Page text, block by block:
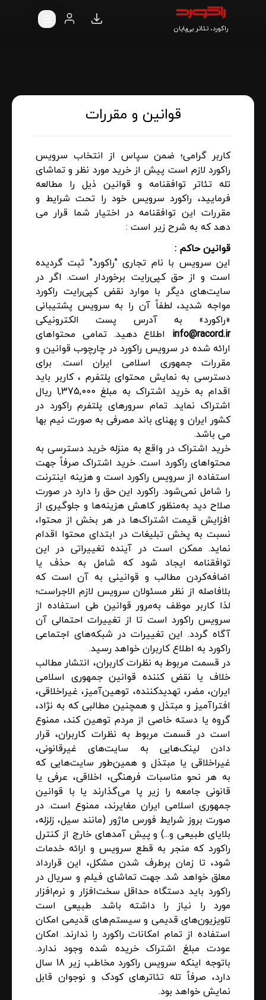
راکورد، تئاتر بی‌پایان
قوانین و مقررات
کاربر گرامی؛ ضمن سپاس از انتخاب سرویس
راکورد لازم است پیش از خرید مورد نظر و تماشای
تله تئاتر توافقنامه و قوانین ذیل را مطالعه
فرمایید، راکورد سرویس خود را تحت شرایط و
مقررات این توافقنامه در اختیار شما قرار می
دهد که به شرح زیر است :
قوانین حاکم :
این سرویس با نام تجاری "راکورد" ثبت گردیده
است و از حق کپی‌رایت برخوردار است. اگر در
سایت‌های دیگر با موارد نقض کپی‌رایت راکورد
مواجه شدید، لطفاً آن را به سرویس پشتیبانی
«راکورد» به آدرس پست الکترونیکی
info@racord.ir اطلاع دهید. تمامی محتواهای
ارائه شده در سرویس راکورد در چارچوب قوانین و
مقررات جمهوری اسلامی ایران است. برای
دسترسی به نمایش محتوای پلتفرم ، کاربر باید
اقدام به خرید اشتراک به مبلغ 1,375,000 ریال
اشتراک نماید. تمام سرورهای پلتفرم راکورد در
کشور ایران و پهنای باند مصرفی به صورت نیم بها
می باشد.
خرید اشتراک در واقع به منزله خرید دسترسی به
محتواهای راکورد است. خرید اشتراک صرفاً جهت
استفاده از سرویس راکورد است و هزینه اینترنت
را شامل نمی‌شود. راکورد این حق را دارد در صورت
صلاح دید به‌منظور کاهش هزینه‌ها و جلوگیری از
افزایش قیمت اشتراک‌ها در هر بخش از محتوا،
نسبت به پخش تبلیغات در ابتدای محتوا اقدام
نماید. ممکن است در آینده تغییراتی در این
توافقنامه ایجاد شود که شامل به حذف یا
اضافه‌کردن مطالب و قوانینی به آن است که
بلافاصله از نظر مسئولان سرویس لازم الاجراست؛
لذا کاربر موظف به‌مرور قوانین طی استفاده از
سرویس راکورد است تا از تغییرات احتمالی آن
آگاه گردد. این تغییرات در شبکه‌های اجتماعی
راکورد به اطلاع کاربران خواهد رسید.
در قسمت مربوط به نظرات کاربران، انتشار مطالب
خلاف یا نقض کننده قوانین جمهوری اسلامی
ایران، مضر، تهدیدکننده، توهین‌آمیز، غیراخلاقی،
افتراآمیز و مبتذل و همچنین مطالبی که به نژاد،
گروه یا دسته خاصی از مردم توهین کند، ممنوع
است در قسمت مربوط به نظرات کاربران، قرار
دادن لینک‌هایی به سایت‌های غیرقانونی،
غیراخلاقی یا مبتذل و همین‌طور سایت‌هایی که
به هر نحو مناسبات فرهنگی، اخلاقی، عرفی یا
قانونی جامعه را زیر پا می‌گذارند یا با قوانین
جمهوری اسلامی ایران مغایرند، ممنوع است. در
صورت بروز شرایط فورس ماژور (مانند سیل، زلزله،
بلایای طبیعی و...) و پیش آمدهای خارج از کنترل
راکورد که منجر به قطع سرویس و ارائه خدمات
شود، تا زمان برطرف شدن مشکل، این قرارداد
معلق خواهد شد. جهت تماشای فیلم و سریال در
راکورد باید دستگاه حداقل سخت‌افزار و نرم‌افزار
مورد را نیاز را داشته باشد. طبیعی است
تلویزیون‌های قدیمی و سیستم‌های قدیمی امکان
استفاده از تمام امکانات راکورد را ندارند. امکان
عودت مبلغ اشتراک خریده شده وجود ندارد.
باتوجه اینکه سرویس راکورد مخاطب زیر 18 سال
دارد، صرفاً تله تئاترهای کودک و نوجوان قابل
نمایش خواهد بود.